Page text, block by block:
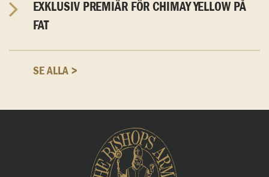
EXKLUSIV PREMIÄR FÖR CHIMAY YELLOW PÅ
FAT
SE ALLA >